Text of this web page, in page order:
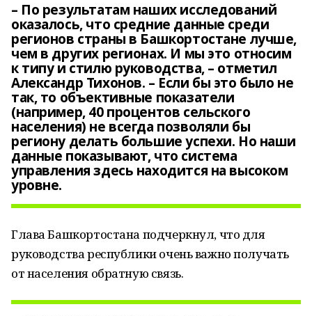
– По результатам наших исследований
оказалось, что средние данные среди
регионов страны в Башкортостане лучше,
чем в других регионах. И мы это относим
к типу и стилю руководства, – отметил
Александр Тихонов. – Если бы это было не
так, то объективные показатели
(например, 40 процентов сельского
населения) не всегда позволяли бы
региону делать большие успехи. Но наши
данные показывают, что система
управления здесь находится на высоком
уровне.
Глава Башкортостана подчеркнул, что для
руководства республики очень важно получать
от населения обратную связь.